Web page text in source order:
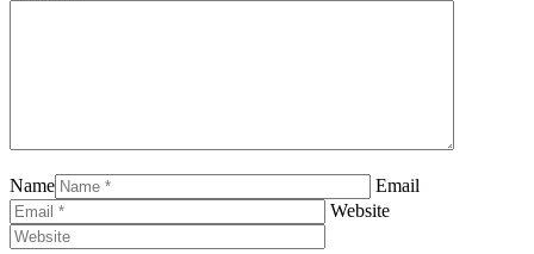
Name
Email
Website